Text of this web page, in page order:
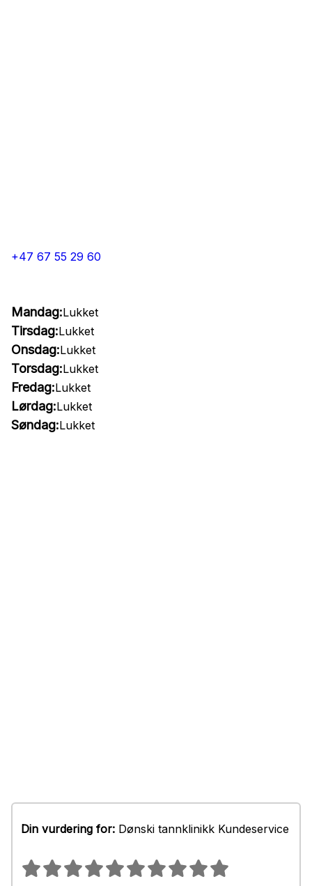
+47 67 55 29 60
Mandag:Lukket
Tirsdag:Lukket
Onsdag:Lukket
Torsdag:Lukket
Fredag:Lukket
Lørdag:Lukket
Søndag:Lukket
Din vurdering for: Dønski tannklinikk Kundeservice